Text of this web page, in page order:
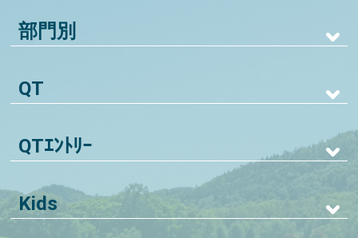
部門別
QT
QTｴﾝﾄﾘｰ
Kids